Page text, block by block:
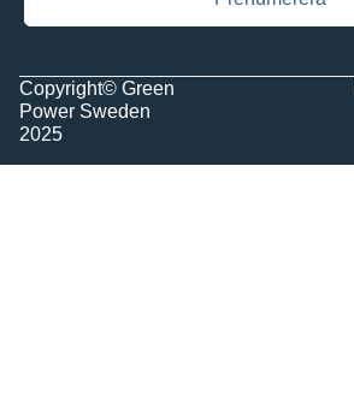
Copyright© Green
Power Sweden
2025